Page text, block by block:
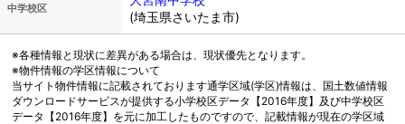
中学校区
(埼玉県さいたま市)
※各種情報と現状に差異がある場合は、現状優先となります。
※物件情報の学区情報について
当サイト物件情報に記載されております通学区域(学区)情報は、国土数値情報
ダウンロードサービスが提供する小学校区データ【2016年度】及び中学校区
データ【2016年度】を元に加工したものですので、記載情報が現在の学区域